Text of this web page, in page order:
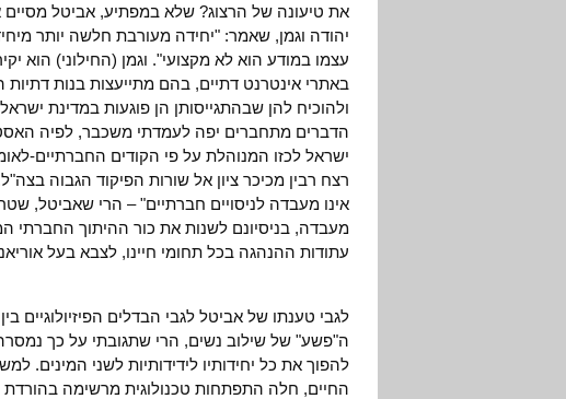
את טיעונה של הרצוג? שלא במפתיע, אביטל
יהודה וגמן, שאמר: "יחידה מעורבת חלשה יותר
עצמו במודע הוא לא מקצועי". וגמן (החילוני) הוא
באתרי אינטרנט דתיים, בהם מתייעצות בנות
ולהוכיח להן שבהתגייסותן הן פוגעות במדינת
הדברים מתחברים יפה לעמדתי משכבר, לפיה
ישראל לכזו המנוהלת על פי הקודים החברתיים-
רצח רבין מכיכר ציון אל שורות הפיקוד הגבוה
אינו מעבדה לניסויים חברתיים" – הרי שאביטל,
מעבדה, בניסיונם לשנות את כור ההיתוך החברתי
עתודות ההנהגה בכל תחומי חיינו, לצבא בעל
לגבי טענתו של אביטל לגבי הבדלים הפיזיולוגיים
ה"פשע" של שילוב נשים, הרי שתגובתי על כך
להפוך את כל יחידותיו לידידותיות לשני המינים.
החיים, חלה התפתחות טכנולוגית מרשימה